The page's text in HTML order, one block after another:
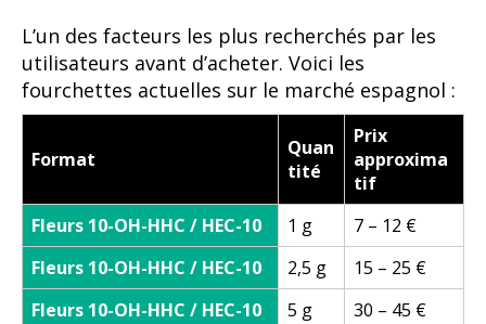
L’un des facteurs les plus recherchés par les
utilisateurs avant d’acheter. Voici les
fourchettes actuelles sur le marché espagnol :
Format
Quan
tité
Prix
approxima
tif
Fleurs 10-OH-HHC / HEC-10
1 g
7 – 12 €
Fleurs 10-OH-HHC / HEC-10
2,5 g
15 – 25 €
Fleurs 10-OH-HHC / HEC-10
5 g
30 – 45 €